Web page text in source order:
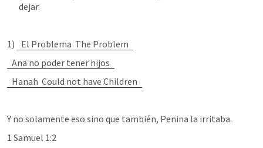
dejar.
1)
El Problema  The Problem
Ana no poder tener hijos
Hanah  Could not have Children
Y no solamente eso sino que también, Penina la irritaba.
1 Samuel 1:2